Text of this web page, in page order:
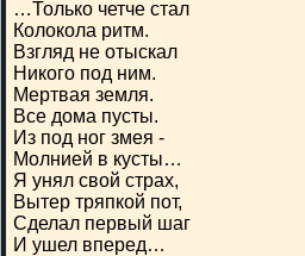
…Только четче стал
Колокола ритм.
Взгляд не отыскал
Никого под ним.
Мертвая земля.
Все дома пусты.
Из под ног змея -
Молнией в кусты…
Я унял свой страх,
Вытер тряпкой пот,
Сделал первый шаг
И ушел вперед…